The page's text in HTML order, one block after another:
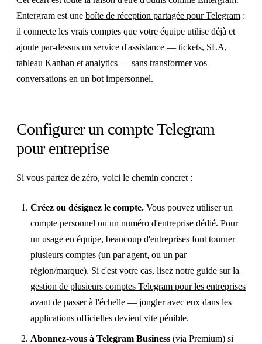
Entergram est une boîte de réception partagée pour Telegram :
il connecte les vrais comptes que votre équipe utilise déjà et
ajoute par-dessus un service d'assistance — tickets, SLA,
tableau Kanban et analytics — sans transformer vos
conversations en un bot impersonnel.
Configurer un compte Telegram
pour entreprise
Si vous partez de zéro, voici le chemin concret :
Créez ou désignez le compte. Vous pouvez utiliser un
compte personnel ou un numéro d'entreprise dédié. Pour
un usage en équipe, beaucoup d'entreprises font tourner
plusieurs comptes (un par agent, ou un par
région/marque). Si c'est votre cas, lisez notre guide sur la
gestion de plusieurs comptes Telegram pour les entreprises
avant de passer à l'échelle — jongler avec eux dans les
applications officielles devient vite pénible.
Abonnez-vous à Telegram Business (via Premium) si